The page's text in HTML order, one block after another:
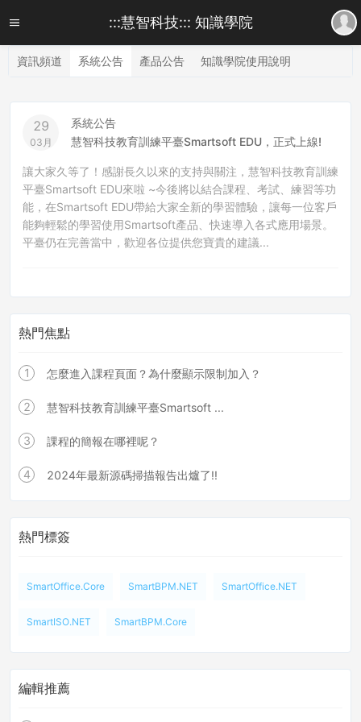
:::慧智科技::: 知識學院
資訊頻道 系統公告 產品公告 知識學院使用說明
29
03月
系統公告
慧智科技教育訓練平臺Smartsoft EDU，正式上線!
讓大家久等了！感謝長久以來的支持與關注，慧智科技教育訓練
平臺Smartsoft EDU來啦 ~今後將以結合課程、考試、練習等功
能，在Smartsoft EDU帶給大家全新的學習體驗，讓每一位客戶
能夠輕鬆的學習使用Smartsoft產品、快速導入各式應用場景。
平臺仍在完善當中，歡迎各位提供您寶貴的建議...
熱門焦點
1 怎麼進入課程頁面？為什麼顯示限制加入？
2 慧智科技教育訓練平臺Smartsoft ...
3 課程的簡報在哪裡呢？
4 2024年最新源碼掃描報告出爐了!!
熱門標簽
SmartOffice.Core SmartBPM.NET SmartOffice.NET
SmartISO.NET SmartBPM.Core
編輯推薦